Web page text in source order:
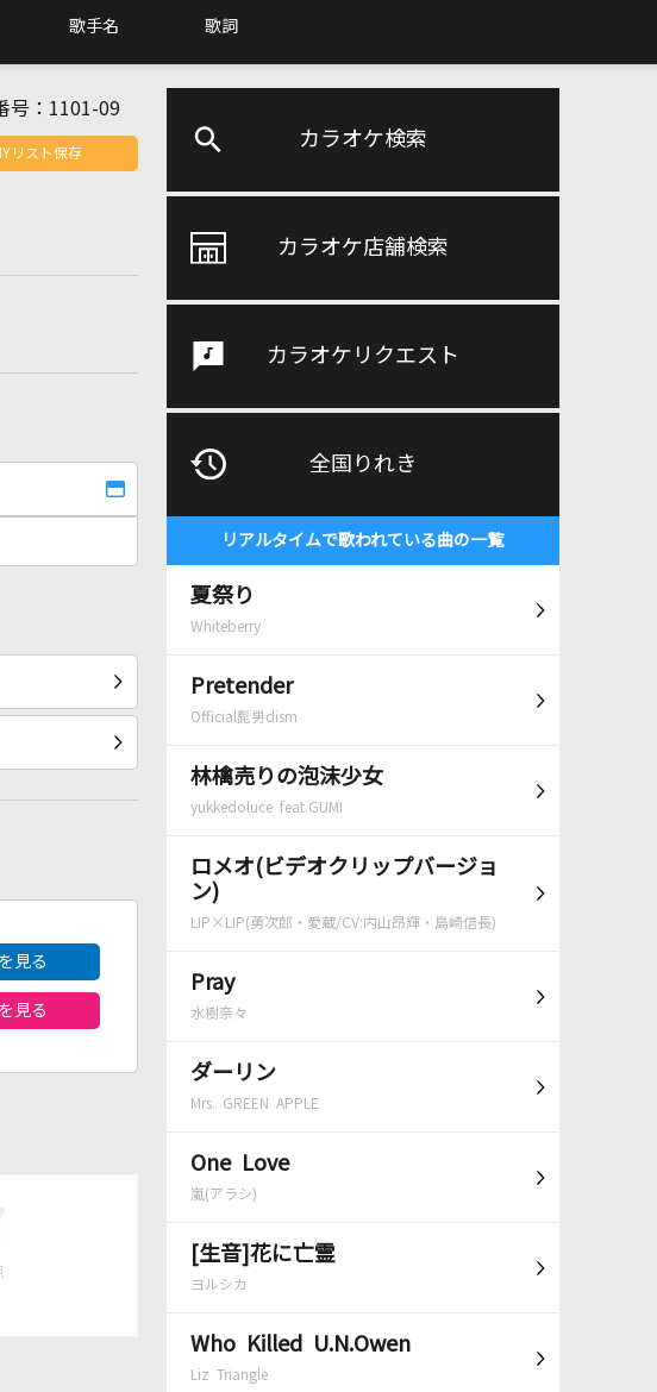
歌手名 歌詞
カラオケ検索
カラオケ店舗検索
カラオケリクエスト
全国りれき
リアルタイムで歌われている曲の一覧
夏祭り
Whiteberry
Pretender
Official髭男dism
林檎売りの泡沫少女
yukkedoluce feat.GUMI
ロメオ(ビデオクリップバージョ
ン)
LIP×LIP(勇次郎・愛蔵/CV:内山昂輝・島崎信長)
Pray
水樹奈々
ダーリン
Mrs. GREEN APPLE
One Love
嵐(アラシ)
[生音]花に亡霊
ヨルシカ
Who Killed U.N.Owen
Liz Triangle
号： 1101-09
リスト保存
見る
見る